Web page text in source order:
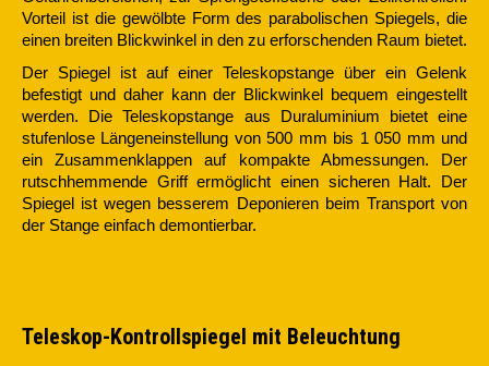
Vorteil ist die gewölbte Form des parabolischen Spiegels, die
einen breiten Blickwinkel in den zu erforschenden Raum bietet.
Der Spiegel ist auf einer Teleskopstange über ein Gelenk
befestigt und daher kann der Blickwinkel bequem eingestellt
werden. Die Teleskopstange aus Duraluminium bietet eine
stufenlose Längeneinstellung von 500 mm bis 1 050 mm und
ein Zusammenklappen auf kompakte Abmessungen. Der
rutschhemmende Griff ermöglicht einen sicheren Halt. Der
Spiegel ist wegen besserem Deponieren beim Transport von
der Stange einfach demontierbar.
Teleskop-Kontrollspiegel mit Beleuchtung